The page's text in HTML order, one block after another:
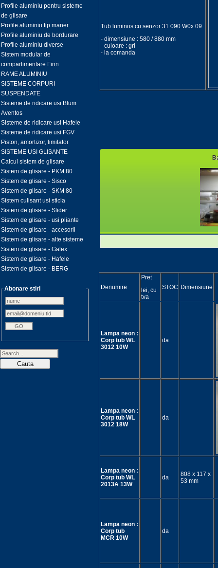
Profile aluminiu pentru sisteme
de glisare
Profile aluminiu tip maner
Profile aluminiu de bordurare
Profile aluminiu diverse
Sistem modular de
compartimentare Finn
RAME ALUMINIU
SISTEME CORPURI
SUSPENDATE
Sisteme de ridicare usi Blum
Aventos
Sisteme de ridicare usi Hafele
Sisteme de ridicare usi FGV
Piston, amortizor, limitator
SISTEME USI GLISANTE
Calcul sistem de glisare
Sistem de glisare - PKM 80
Sistem de glisare - Sisco
Sistem de glisare - SKM 80
Sistem culisant usi sticla
Sistem de glisare - Slider
Sistem de glisare - usi pliante
Sistem de glisare - accesorii
Sistem de glisare - alte sisteme
Sistem de glisare - Galex
Sistem de glisare - Hafele
Sistem de glisare - BERG
Abonare stiri
Tub luminos cu senzor 31.090.W0x.09
- dimensiune : 580 / 880 mm
- culoare : gri
- la comanda
Denumire
Pret
lei, cu
tva
STOC Dimensiune
Lampa neon :
Corp tub WL
3012 10W
da
Lampa neon :
Corp tub WL
3012 18W
da
Lampa neon :
Corp tub WL
2013A 13W
da
808 x 117 x
53 mm
Lampa neon :
Corp tub
MCR 10W
da